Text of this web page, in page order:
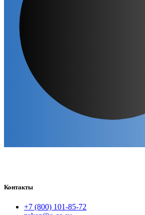
Контакты
+7 (800) 101-85-72